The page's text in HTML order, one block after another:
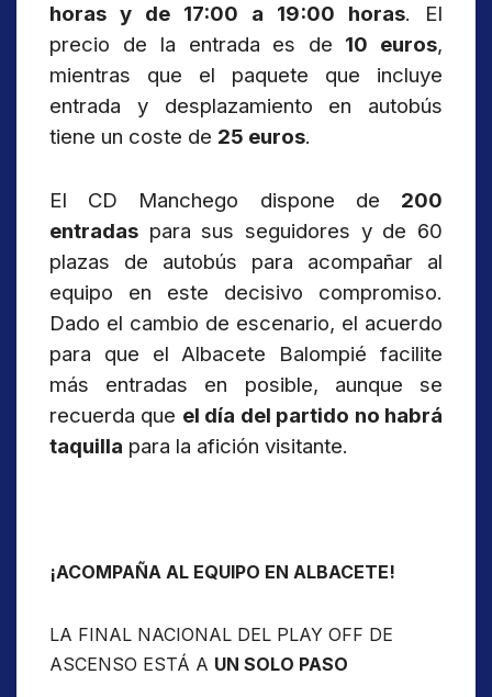
horas y de 17:00 a 19:00 horas. El
precio de la entrada es de 10 euros,
mientras que el paquete que incluye
entrada y desplazamiento en autobús
tiene un coste de 25 euros.
El CD Manchego dispone de 200
entradas para sus seguidores y de 60
plazas de autobús para acompañar al
equipo en este decisivo compromiso.
Dado el cambio de escenario, el acuerdo
para que el Albacete Balompié facilite
más entradas en posible, aunque se
recuerda que el día del partido no habrá
taquilla para la afición visitante.
¡ACOMPAÑA AL EQUIPO EN ALBACETE!
LA FINAL NACIONAL DEL PLAY OFF DE
ASCENSO ESTÁ A UN SOLO PASO